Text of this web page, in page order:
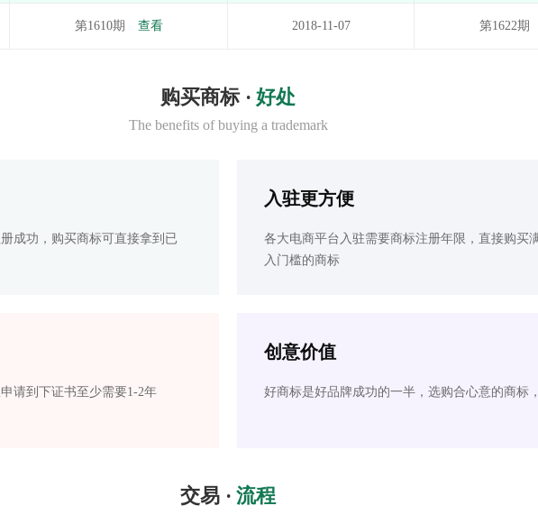
第1610期 查看 2018-11-07 第1622期
购买商标 · 好处
The benefits of buying a trademark
成功，购买商标可直接拿到已
入驻更方便
各大电商平台入驻需要商标注册年限，直接购买
入门槛的商标
请到下证书至少需要1-2年
创意价值
好商标是好品牌成功的一半，选购合心意的商标
交易 · 流程